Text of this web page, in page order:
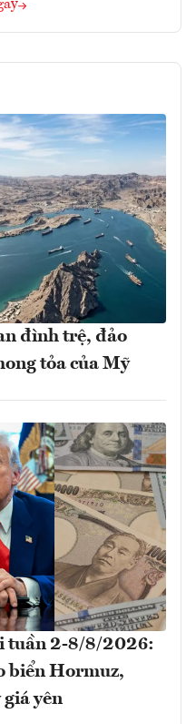
đình trệ, đảo
tỏa của Mỹ
tuần 2-8/8/2026:
biển Hormuz,
yên